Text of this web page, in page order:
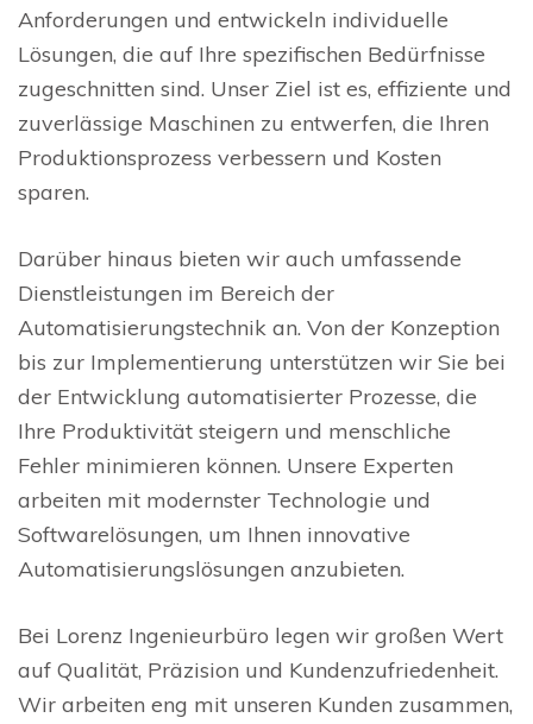
Anforderungen und entwickeln individuelle
Lösungen, die auf Ihre spezifischen Bedürfnisse
zugeschnitten sind. Unser Ziel ist es, effiziente und
zuverlässige Maschinen zu entwerfen, die Ihren
Produktionsprozess verbessern und Kosten
sparen.
Darüber hinaus bieten wir auch umfassende
Dienstleistungen im Bereich der
Automatisierungstechnik an. Von der Konzeption
bis zur Implementierung unterstützen wir Sie bei
der Entwicklung automatisierter Prozesse, die
Ihre Produktivität steigern und menschliche
Fehler minimieren können. Unsere Experten
arbeiten mit modernster Technologie und
Softwarelösungen, um Ihnen innovative
Automatisierungslösungen anzubieten.
Bei Lorenz Ingenieurbüro legen wir großen Wert
auf Qualität, Präzision und Kundenzufriedenheit.
Wir arbeiten eng mit unseren Kunden zusammen,